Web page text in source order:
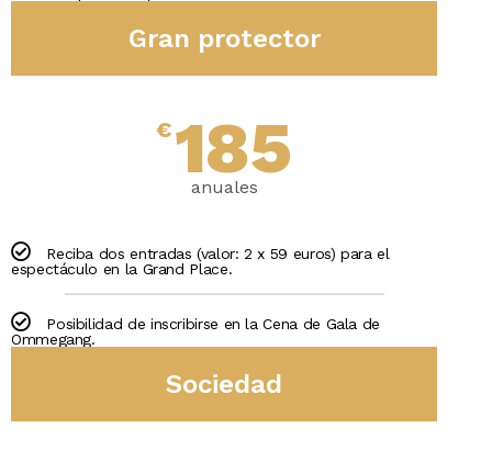
Gran protector
€185
anuales
Reciba dos entradas (valor: 2 x 59 euros) para el
espectáculo en la Grand Place.
Posibilidad de inscribirse en la Cena de Gala de
Ommegang.
Sociedad